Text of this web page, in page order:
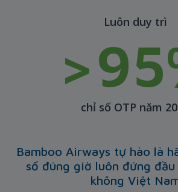
Luôn duy trì
chỉ số OTP năm
Bamboo Airways tự hào là
số đúng giờ luôn đứng đầu
không Việt